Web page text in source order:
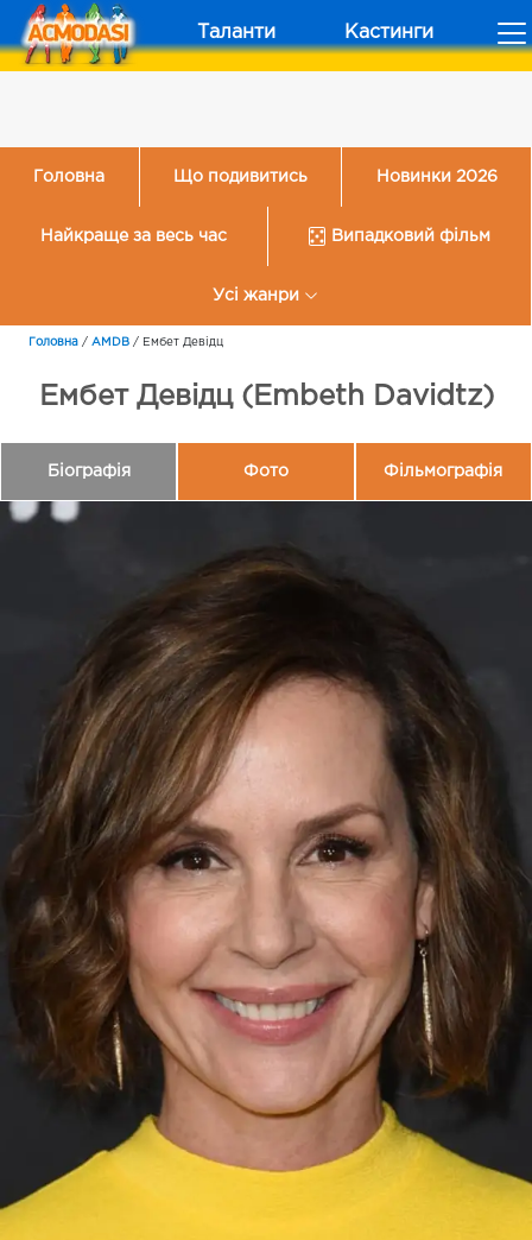
Таланти Кастинги
Головна Що подивитись Новинки 2026
Найкраще за весь час Випадковий фільм
Усі жанри
Головна / AMDB / Ембет Девідц
Ембет Девідц (Embeth Davidtz)
Біографія Фото Фільмографія